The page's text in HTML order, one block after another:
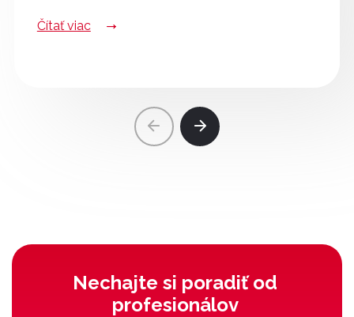
Čítať viac
Nechajte si poradiť od
profesionálov